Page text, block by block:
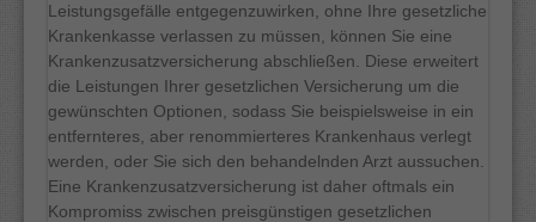
Leistungsgefälle entgegenzuwirken, ohne Ihre gesetzliche
Krankenkasse verlassen zu müssen, können Sie eine
Krankenzusatzversicherung abschließen. Diese erweitert
die Leistungen Ihrer gesetzlichen Versicherung um die
gewünschten Optionen, sodass Sie beispielsweise in ein
entfernteres, aber renommierteres Krankenhaus verlegt
werden, oder Sie sich den behandelnden Arzt aussuchen.
Eine Krankenzusatzversicherung ist daher oftmals ein
Kompromiss zwischen preisgünstigen gesetzlichen